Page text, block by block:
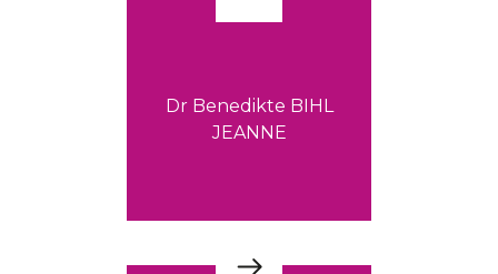
Dr Benedikte BIHL
JEANNE